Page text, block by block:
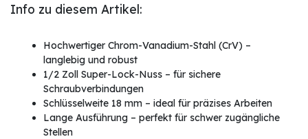
Info zu diesem Artikel:
Hochwertiger Chrom-Vanadium-Stahl (CrV) –
langlebig und robust
1/2 Zoll Super-Lock-Nuss – für sichere
Schraubverbindungen
Schlüsselweite 18 mm – ideal für präzises Arbeiten
Lange Ausführung – perfekt für schwer zugängliche
Stellen